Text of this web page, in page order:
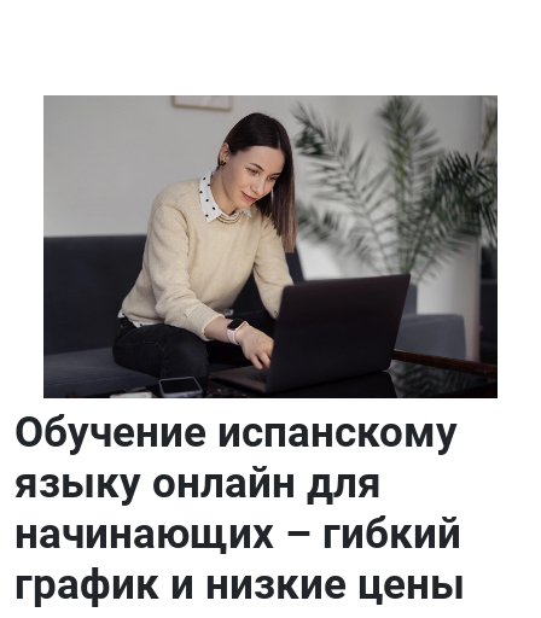
Обучение испанскому
языку онлайн для
начинающих – гибкий
график и низкие цены